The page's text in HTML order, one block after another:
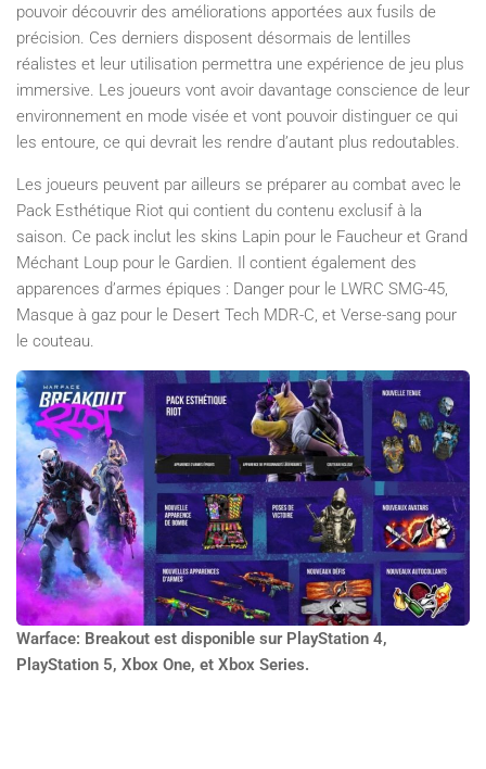
pouvoir découvrir des améliorations apportées aux fusils de
précision. Ces derniers disposent désormais de lentilles
réalistes et leur utilisation permettra une expérience de jeu plus
immersive. Les joueurs vont avoir davantage conscience de leur
environnement en mode visée et vont pouvoir distinguer ce qui
les entoure, ce qui devrait les rendre d’autant plus redoutables.
Les joueurs peuvent par ailleurs se préparer au combat avec le
Pack Esthétique Riot qui contient du contenu exclusif à la
saison. Ce pack inclut les skins Lapin pour le Faucheur et Grand
Méchant Loup pour le Gardien. Il contient également des
apparences d’armes épiques : Danger pour le LWRC SMG-45,
Masque à gaz pour le Desert Tech MDR-C, et Verse-sang pour
le couteau.
Warface: Breakout est disponible sur PlayStation 4,
PlayStation 5, Xbox One, et Xbox Series.